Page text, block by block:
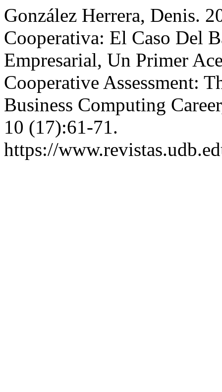
González Herrera, Denis.
Cooperativa: El Caso Del
Empresarial, Un Primer
Cooperative Assessment:
Business Computing
10 (17):61-71.
https://